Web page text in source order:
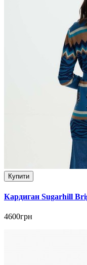
Купити
Кардиган Sugarhill
4600грн